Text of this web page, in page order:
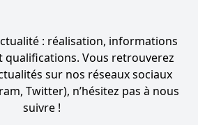
: réalisation, informations
qualifications. Vous retrouverez
sur nos réseaux sociaux
, Twitter), n’hésitez pas à nous
suivre !